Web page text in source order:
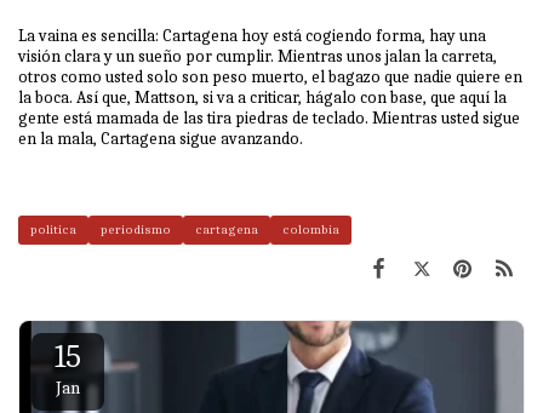
La vaina es sencilla: Cartagena hoy está cogiendo forma, hay una
visión clara y un sueño por cumplir. Mientras unos jalan la carreta,
otros como usted solo son peso muerto, el bagazo que nadie quiere en
la boca. Así que, Mattson, si va a criticar, hágalo con base, que aquí la
gente está mamada de las tira piedras de teclado. Mientras usted sigue
en la mala, Cartagena sigue avanzando.
politica periodismo cartagena colombia
15
Jan